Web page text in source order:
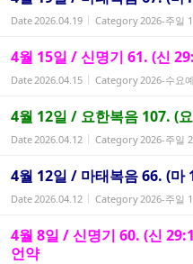
Date2026.04.19 Category2026-주일
4월 15일 / 신명기 61. (신
Date2026.04.15 Category2026-수요
4월 12일 / 요한복음 107. (
Date2026.04.12 Category2026-주일
4월 12일 / 마태복음 66. (마
Date2026.04.12 Category2026-주일
4월 8일 / 신명기 60. (신
언약